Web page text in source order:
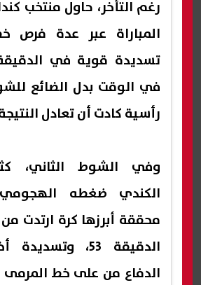
رغم التأخر، حاول منتخب
المباراة عبر عدة فرص
في الوقت بدل الضائع
رأسية كادت أن تعادل
وفي الشوط الثاني،
الكندي ضغطه
محققة أبرزها كرة ارتدت
الدقيقة 53،
الدفاع من على خط